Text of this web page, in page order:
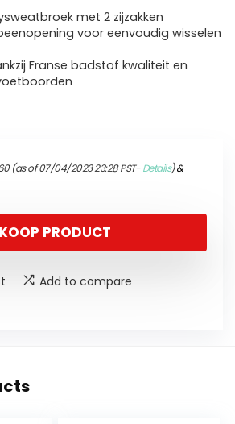
met 2 zijzakken
voor eenvoudig wisselen
Franse badstof kwaliteit en
(as of 07/04/2023 23:28 PST-Details)&
KOOP PRODUCT
Add to compare